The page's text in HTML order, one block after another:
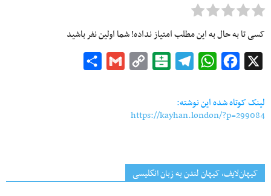
کسی تا به حال به این مطلب امتیاز نداده! شما اولین نفر باشید
Facebook
WhatsApp
Telegram
Balatarin
Copy
Gmail
لینک کوتاه شده این نوشته:
https://kayhan.london/?p=299084
کیهان‌لایف، کیهان لندن به زبان انگلیسی